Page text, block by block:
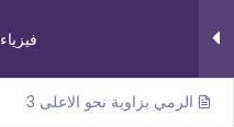
فيزياء 3 اشهر
الرمي بزاوية نحو الاعلى 2
الرمي بزاوية نحو الاعلى 3